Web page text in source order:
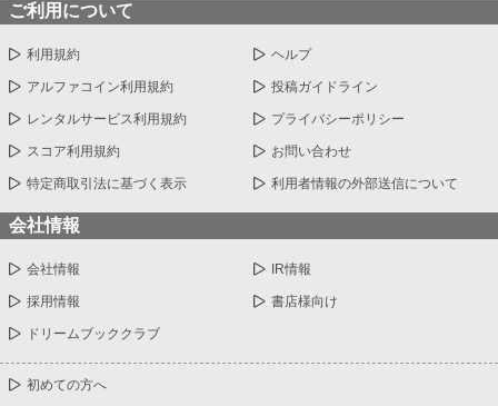
ご利用について
利用規約 ヘルプ
アルファコイン利用規約 投稿ガイドライン
レンタルサービス利用規約 プライバシーポリシー
スコア利用規約 お問い合わせ
特定商取引法に基づく表示 利用者情報の外部送信について
会社情報
会社情報 IR情報
採用情報 書店様向け
ドリームブッククラブ
初めての方へ